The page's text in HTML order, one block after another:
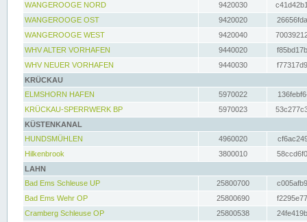
WANGEROOGE NORD
9420030
WANGEROOGE OST
9420020
WANGEROOGE WEST
9420040
WHV ALTER VORHAFEN
9440020
WHV NEUER VORHAFEN
9440030
KRÜCKAU
ELMSHORN HAFEN
5970022
KRÜCKAU-SPERRWERK BP
5970023
KÜSTENKANAL
HUNDSMÜHLEN
4960020
Hilkenbrook
3800010
LAHN
Bad Ems Schleuse UP
25800700
Bad Ems Wehr OP
25800690
Cramberg Schleuse OP
25800538